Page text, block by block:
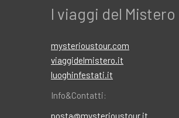
I viaggi del Mistero
mysterioustour.com
viaggidelmistero.it
luoghinfestati.it
Info&Contatti:
posta@mysterioustour.it